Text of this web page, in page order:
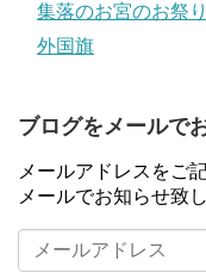
集落のお宮のお祭り
外国旗
ブログをメールで
メールアドレスをご
メールでお知らせ致
ー